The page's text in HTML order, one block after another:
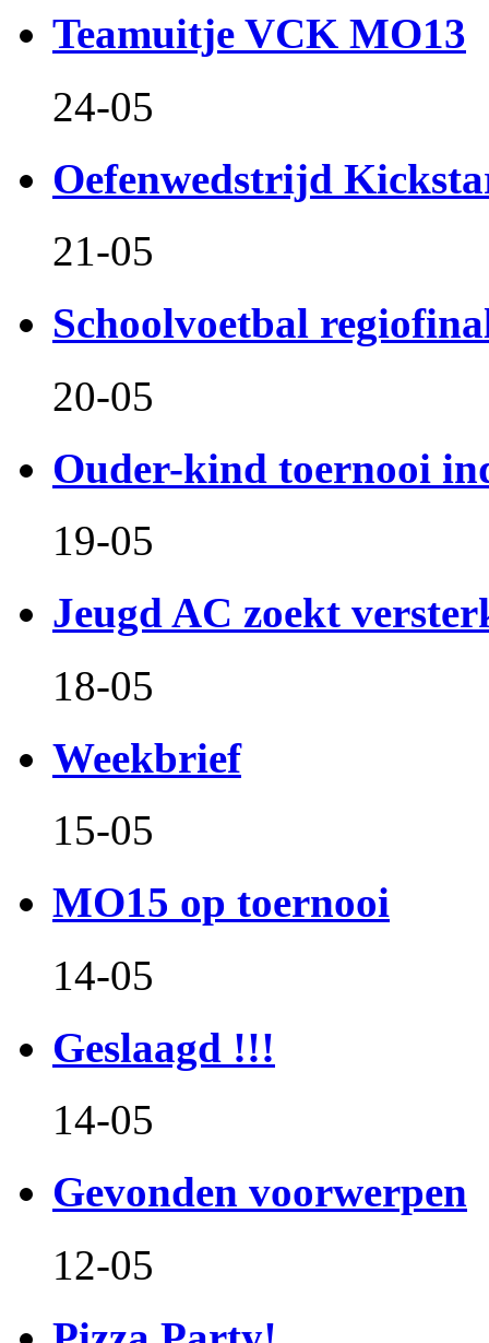
Teamuitje VCK MO13
24-05
Oefenwedstrijd
21-05
Schoolvoetbal
20-05
Ouder-kind toernooi
19-05
Jeugd AC zoekt
18-05
Weekbrief
15-05
MO15 op toernooi
14-05
Geslaagd !!!
14-05
Gevonden voorwerpen
12-05